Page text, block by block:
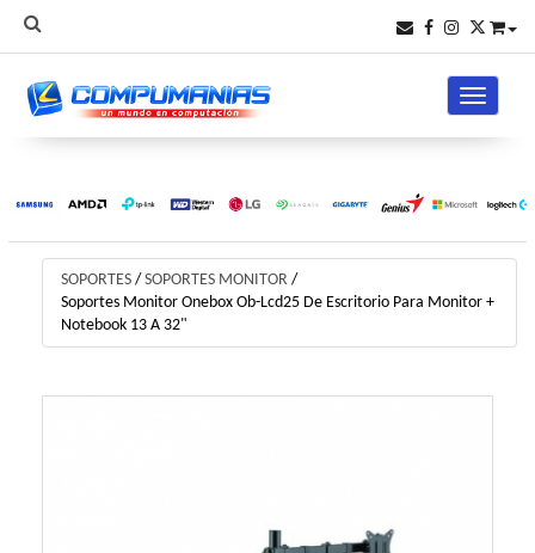
Toggle
SOPORTES / SOPORTES MONITOR /
Soportes Monitor Onebox Ob-Lcd25 De Escritorio Para Monitor +
Notebook 13 A 32"